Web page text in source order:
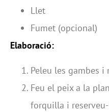
Llet
Fumet (opcional)
Elaboració:
Peleu les gambes i
Feu el peix a la
forquilla i